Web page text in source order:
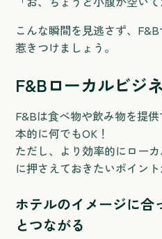
こんな瞬間を見逃さず、
惹きつけましょう。
F&Bローカルビジ
F&Bは食べ物や飲み物を提
本的に何でもOK！
ただし、より効率的にロー
に押さえておきたいポイント
ホテルのイメージに合
とつながる